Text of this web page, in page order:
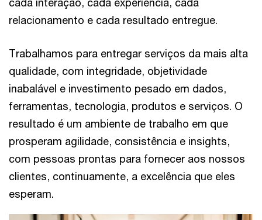
relacionamento e cada resultado entregue.
Trabalhamos para entregar serviços da mais alta
qualidade, com integridade, objetividade
inabalável e investimento pesado em dados,
ferramentas, tecnologia, produtos e serviços. O
resultado é um ambiente de trabalho em que
prosperam agilidade, consistência e insights,
com pessoas prontas para fornecer aos nossos
clientes, continuamente, a excelência que eles
esperam.